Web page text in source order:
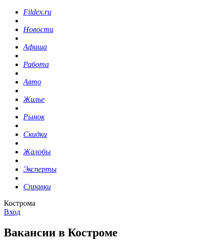
Fildex.ru
Новости
Афиша
Работа
Авто
Жилье
Рынок
Скидки
Жалобы
Эксперты
Справки
Кострома
Вход
Вакансии в Костроме